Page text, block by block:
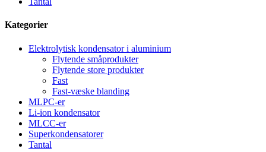
Kategorier
Elektrolytisk kondensator i aluminium
Flytende småprodukter
Flytende store produkter
Fast
Fast-væske blanding
MLPC-er
Li-ion kondensator
MLCC-er
Superkondensatorer
Tantal